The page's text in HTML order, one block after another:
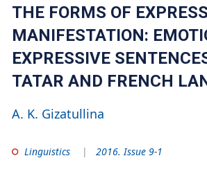
THE FORMS OF
MANIFESTATION:
EXPRESSIVE
TATAR AND FRENCH
A. K. Gizatullina
Linguistics 2016. Issue 9-1